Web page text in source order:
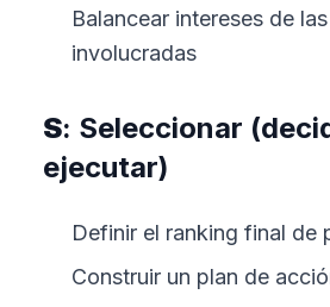
Balancear intereses de
involucradas
S: Seleccionar
ejecutar)
Definir el ranking final de
Construir un plan de